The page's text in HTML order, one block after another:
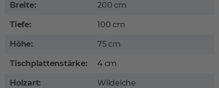
Breite: 200 cm
Tiefe: 100 cm
Höhe: 75 cm
Tischplattenstärke: 4 cm
Holzart: Wildeiche